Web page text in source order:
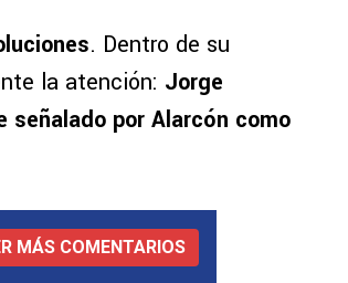
. Dentro de su
la atención: Jorge
señalado por Alarcón como
MÁS COMENTARIOS